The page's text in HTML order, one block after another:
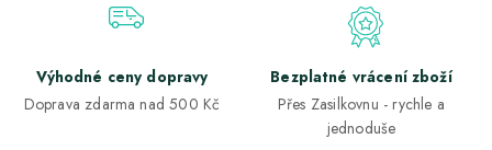
Výhodné ceny dopravy
Doprava zdarma nad 500 Kč
Bezplatné vrácení zboží
Přes Zasilkovnu - rychle a
jednoduše